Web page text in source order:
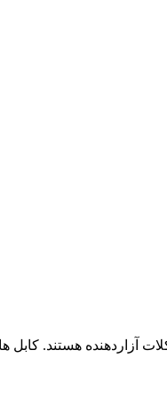
آزاردهنده هستند. کابل